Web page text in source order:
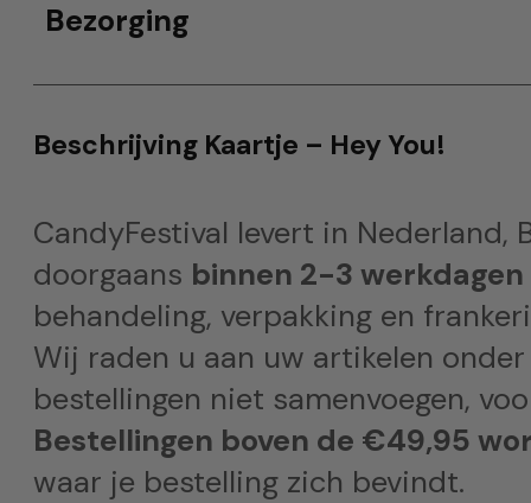
Bezorging
Beschrijving Kaartje – Hey You!
CandyFestival levert in Nederland,
doorgaans binnen 2-3
behandeling, verpakking en
Wij raden u aan uw artikelen
bestellingen niet samenvoegen,
Bestellingen boven de €49,95
waar je bestelling zich bevindt.